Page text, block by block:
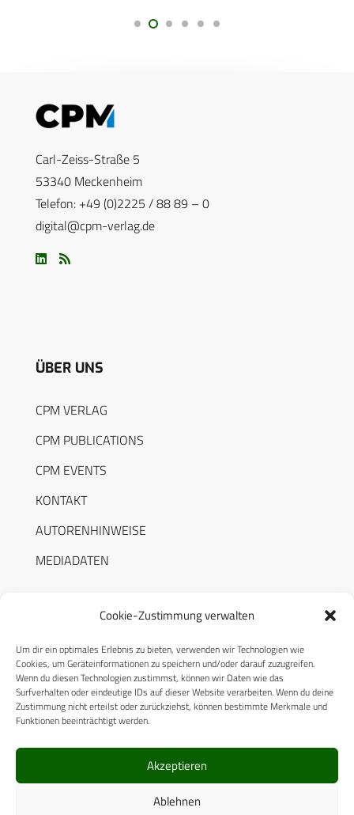
Cookie-Zustimmung verwalten
Um dir ein optimales Erlebnis zu bieten, verwenden wir Technologien wie
Cookies, um Geräteinformationen zu speichern und/oder darauf zuzugreifen.
Wenn du diesen Technologien zustimmst, können wir Daten wie das
Surfverhalten oder eindeutige IDs auf dieser Website verarbeiten. Wenn du deine
Zustimmung nicht erteilst oder zurückziehst, können bestimmte Merkmale und
Funktionen beeinträchtigt werden.
Akzeptieren
Ablehnen
Carl-Zeiss-Straße 5
53340 Meckenheim
Telefon: +49 (0)2225 / 88 89 – 0
digital@cpm-verlag.de
ÜBER UNS
CPM VERLAG
CPM PUBLICATIONS
CPM EVENTS
KONTAKT
AUTORENHINWEISE
MEDIADATEN
RECHTLICHES
Datenschutzerklärung
Cookie-Richtlinie (EU)